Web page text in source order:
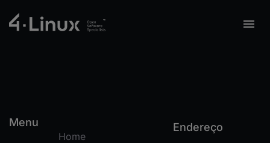
Menu
Home
Endereço